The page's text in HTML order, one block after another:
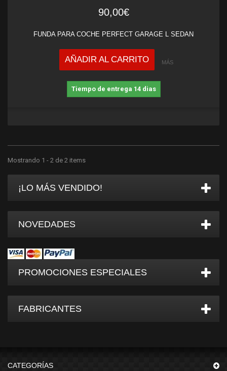
90,00€
FUNDA PARA COCHE PERFECT GARAGE L SEDAN
AÑADIR AL CARRITO MÁS
Tiempo de entrega 14 dias
Mostrando 1 - 2 de 2 items
¡LO MÁS VENDIDO!
NOVEDADES
PROMOCIONES ESPECIALES
FABRICANTES
CATEGORÍAS